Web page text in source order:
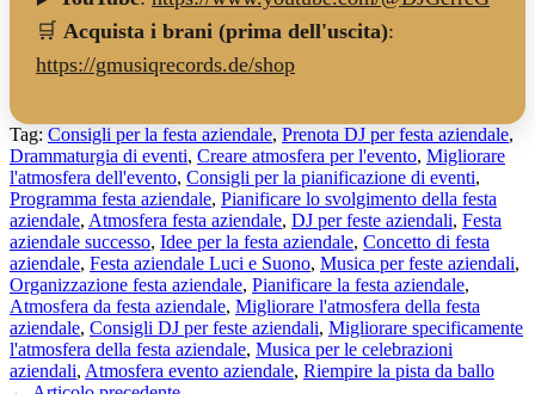
🛒 Acquista i brani (prima dell'uscita):
https://gmusiqrecords.de/shop
Tag: Consigli per la festa aziendale, Prenota DJ per festa aziendale,
Drammaturgia di eventi, Creare atmosfera per l'evento, Migliorare
l'atmosfera dell'evento, Consigli per la pianificazione di eventi,
Programma festa aziendale, Pianificare lo svolgimento della festa
aziendale, Atmosfera festa aziendale, DJ per feste aziendali, Festa
aziendale successo, Idee per la festa aziendale, Concetto di festa
aziendale, Festa aziendale Luci e Suono, Musica per feste aziendali,
Organizzazione festa aziendale, Pianificare la festa aziendale,
Atmosfera da festa aziendale, Migliorare l'atmosfera della festa
aziendale, Consigli DJ per feste aziendali, Migliorare specificamente
l'atmosfera della festa aziendale, Musica per le celebrazioni
aziendali, Atmosfera evento aziendale, Riempire la pista da ballo